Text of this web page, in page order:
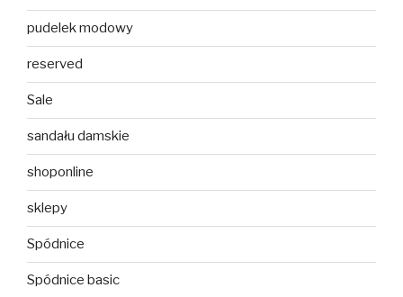
pudelek modowy
reserved
Sale
sandału damskie
shoponline
sklepy
Spódnice
Spódnice basic